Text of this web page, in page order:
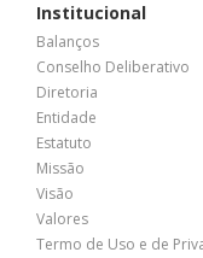
Institucional
Balanços
Conselho Deliberativo
Diretoria
Entidade
Estatuto
Missão
Visão
Valores
Termo de Uso e de